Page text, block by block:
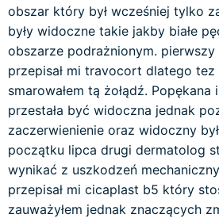
obszar który był wcześniej tylko
były widoczne takie jakby białe
obszarze podrażnionym.
przepisał mi travocort dlatego tez
smarowałem tą żołądź. Popękana
przestała być widoczna jednak
zaczerwienienie oraz widoczny
początku lipca drugi dermatolog
wynikać z uszkodzeń
przepisał mi cicaplast b5 który
zauważyłem jednak znaczących